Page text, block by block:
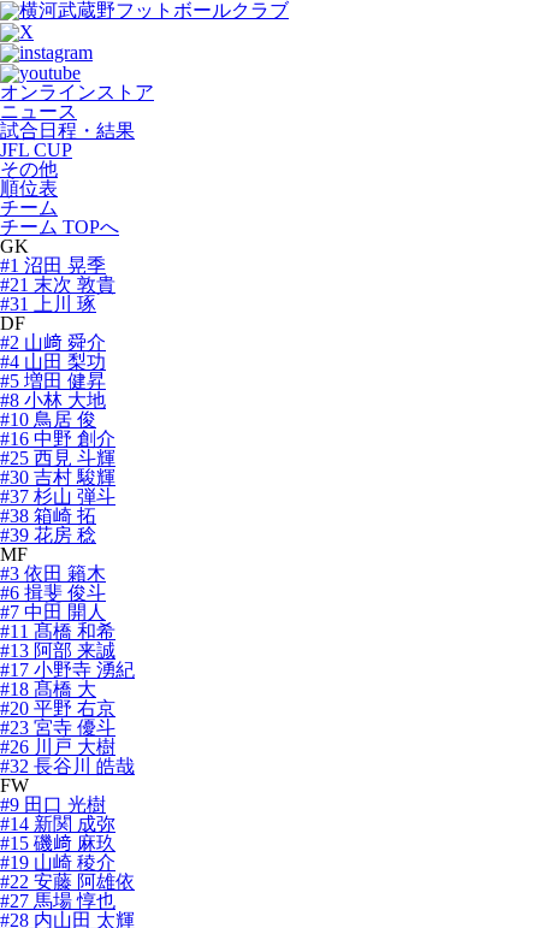
オンラインストア
ニュース
試合日程・結果
JFL CUP
その他
順位表
チーム
チーム TOPへ
GK
#1 沼田 晃季
#21 末次 敦貴
#31 上川 琢
DF
#2 山﨑 舜介
#4 山田 梨功
#5 増田 健昇
#8 小林 大地
#10 鳥居 俊
#16 中野 創介
#25 西見 斗輝
#30 吉村 駿輝
#37 杉山 弾斗
#38 箱崎 拓
#39 花房 稔
MF
#3 依田 籟木
#6 揖斐 俊斗
#7 中田 開人
#11 髙橋 和希
#13 阿部 来誠
#17 小野寺 湧紀
#18 髙橋 大
#20 平野 右京
#23 宮寺 優斗
#26 川戸 大樹
#32 長谷川 皓哉
FW
#9 田口 光樹
#14 新関 成弥
#15 磯﨑 麻玖
#19 山崎 稜介
#22 安藤 阿雄依
#27 馬場 惇也
#28 内山田 太輝